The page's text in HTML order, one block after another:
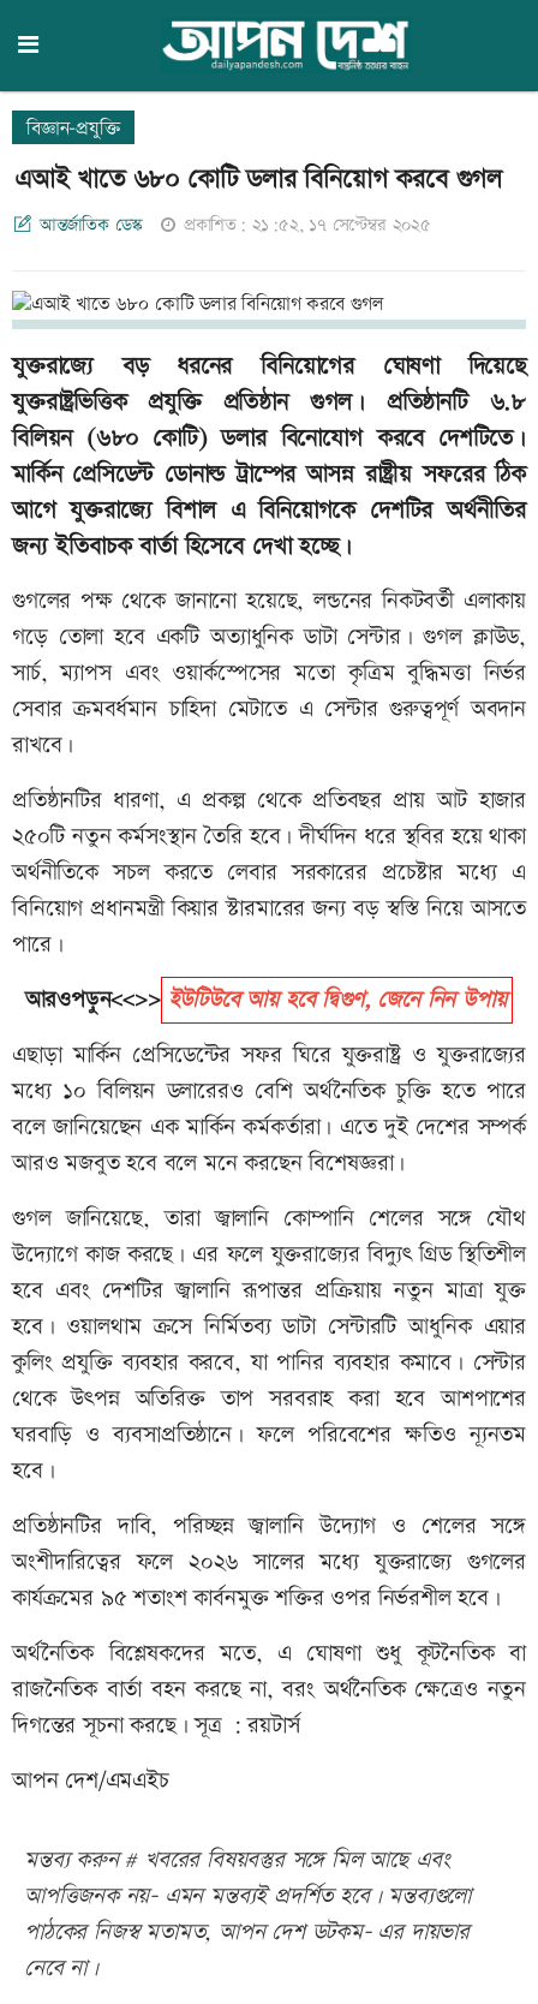
বিজ্ঞান-প্রযুক্তি
এআই খাতে ৬৮০ কোটি ডলার বিনিয়োগ করবে গুগল
আন্তর্জাতিক ডেস্ক প্রকাশিত: ২১:৫২, ১৭ সেপ্টেম্বর ২০২৫
যুক্তরাজ্যে বড় ধরনের বিনিয়োগের ঘোষণা দিয়েছে
যুক্তরাষ্ট্রভিত্তিক প্রযুক্তি প্রতিষ্ঠান গুগল। প্রতিষ্ঠানটি ৬.৮
বিলিয়ন (৬৮০ কোটি) ডলার বিনোযোগ করবে দেশটিতে।
মার্কিন প্রেসিডেন্ট ডোনাল্ড ট্রাম্পের আসন্ন রাষ্ট্রীয় সফরের ঠিক
আগে যুক্তরাজ্যে বিশাল এ বিনিয়োগকে দেশটির অর্থনীতির
জন্য ইতিবাচক বার্তা হিসেবে দেখা হচ্ছে।
গুগলের পক্ষ থেকে জানানো হয়েছে, লন্ডনের নিকটবর্তী এলাকায়
গড়ে তোলা হবে একটি অত্যাধুনিক ডাটা সেন্টার। গুগল ক্লাউড,
সার্চ, ম্যাপস এবং ওয়ার্কস্পেসের মতো কৃত্রিম বুদ্ধিমত্তা নির্ভর
সেবার ক্রমবর্ধমান চাহিদা মেটাতে এ সেন্টার গুরুত্বপূর্ণ অবদান
রাখবে।
প্রতিষ্ঠানটির ধারণা, এ প্রকল্প থেকে প্রতিবছর প্রায় আট হাজার
২৫০টি নতুন কর্মসংস্থান তৈরি হবে। দীর্ঘদিন ধরে স্থবির হয়ে থাকা
অর্থনীতিকে সচল করতে লেবার সরকারের প্রচেষ্টার মধ্যে এ
বিনিয়োগ প্রধানমন্ত্রী কিয়ার স্টারমারের জন্য বড় স্বস্তি নিয়ে আসতে
পারে।
আরওপড়ুন<<>> ইউটিউবে আয় হবে দ্বিগুণ, জেনে নিন উপায়
এছাড়া মার্কিন প্রেসিডেন্টের সফর ঘিরে যুক্তরাষ্ট্র ও যুক্তরাজ্যের
মধ্যে ১০ বিলিয়ন ডলারেরও বেশি অর্থনৈতিক চুক্তি হতে পারে
বলে জানিয়েছেন এক মার্কিন কর্মকর্তারা। এতে দুই দেশের সম্পর্ক
আরও মজবুত হবে বলে মনে করছেন বিশেষজ্ঞরা।
গুগল জানিয়েছে, তারা জ্বালানি কোম্পানি শেলের সঙ্গে যৌথ
উদ্যোগে কাজ করছে। এর ফলে যুক্তরাজ্যের বিদ্যুৎ গ্রিড স্থিতিশীল
হবে এবং দেশটির জ্বালানি রূপান্তর প্রক্রিয়ায় নতুন মাত্রা যুক্ত
হবে। ওয়ালথাম ক্রসে নির্মিতব্য ডাটা সেন্টারটি আধুনিক এয়ার
কুলিং প্রযুক্তি ব্যবহার করবে, যা পানির ব্যবহার কমাবে। সেন্টার
থেকে উৎপন্ন অতিরিক্ত তাপ সরবরাহ করা হবে আশপাশের
ঘরবাড়ি ও ব্যবসাপ্রতিষ্ঠানে। ফলে পরিবেশের ক্ষতিও ন্যূনতম
হবে।
প্রতিষ্ঠানটির দাবি, পরিচ্ছন্ন জ্বালানি উদ্যোগ ও শেলের সঙ্গে
অংশীদারিত্বের ফলে ২০২৬ সালের মধ্যে যুক্তরাজ্যে গুগলের
কার্যক্রমের ৯৫ শতাংশ কার্বনমুক্ত শক্তির ওপর নির্ভরশীল হবে।
অর্থনৈতিক বিশ্লেষকদের মতে, এ ঘোষণা শুধু কূটনৈতিক বা
রাজনৈতিক বার্তা বহন করছে না, বরং অর্থনৈতিক ক্ষেত্রেও নতুন
দিগন্তের সূচনা করছে। সূত্র : রয়টার্স
আপন দেশ/এমএইচ
মন্তব্য করুন # খবরের বিষয়বস্তুর সঙ্গে মিল আছে এবং
আপত্তিজনক নয়- এমন মন্তব্যই প্রদর্শিত হবে। মন্তব্যগুলো
পাঠকের নিজস্ব মতামত, আপন দেশ ডটকম- এর দায়ভার
নেবে না।